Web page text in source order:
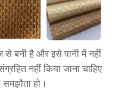
से बनी है और इसे पानी में नहीं
नहीं किया जाना चाहिए
हो।